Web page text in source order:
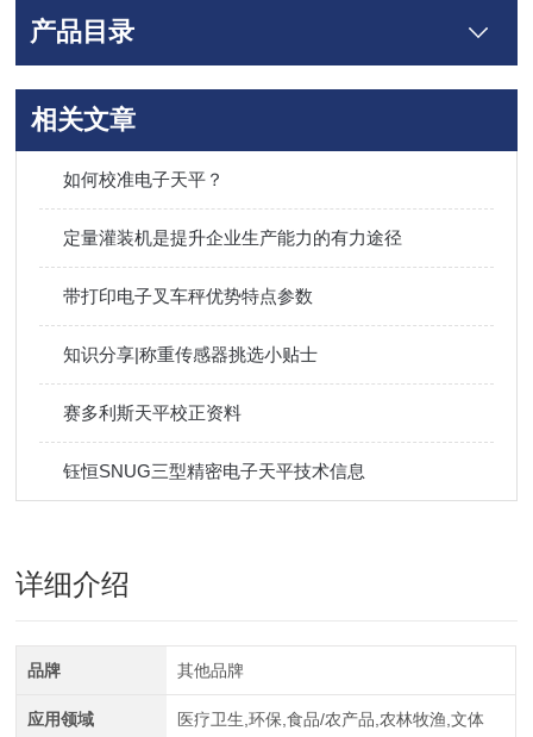
产品目录
相关文章
如何校准电子天平？
定量灌装机是提升企业生产能力的有力途径
带打印电子叉车秤优势特点参数
知识分享|称重传感器挑选小贴士
赛多利斯天平校正资料
钰恒SNUG三型精密电子天平技术信息
详细介绍
品牌 其他品牌
应用领域 医疗卫生,环保,食品/农产品,农林牧渔,文体